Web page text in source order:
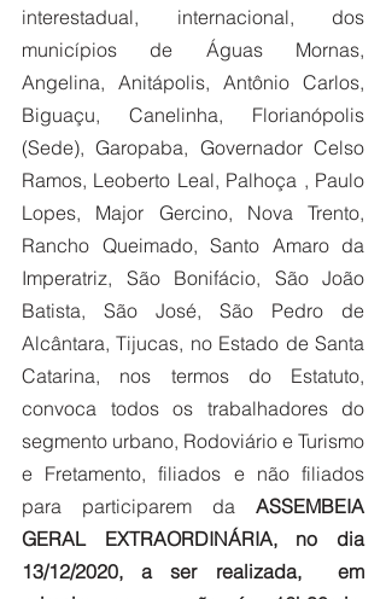
interestadual, internacional, dos
municípios de Águas Mornas,
Angelina, Anitápolis, Antônio Carlos,
Biguaçu, Canelinha, Florianópolis
(Sede), Garopaba, Governador Celso
Ramos, Leoberto Leal, Palhoça , Paulo
Lopes, Major Gercino, Nova Trento,
Rancho Queimado, Santo Amaro da
Imperatriz, São Bonifácio, São João
Batista, São José, São Pedro de
Alcântara, Tijucas, no Estado de Santa
Catarina, nos termos do Estatuto,
convoca todos os trabalhadores do
segmento urbano, Rodoviário e Turismo
e Fretamento, filiados e não filiados
para participarem da ASSEMBEIA
GERAL EXTRAORDINÁRIA, no dia
13/12/2020, a ser realizada,  em